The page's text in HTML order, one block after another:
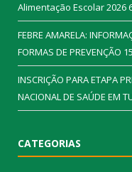
Alimentação Escolar 2026
FEBRE AMARELA:
FORMAS DE PREVENÇÃO
INSCRIÇÃO PARA ETAPA
NACIONAL DE SAÚDE EM
CATEGORIAS